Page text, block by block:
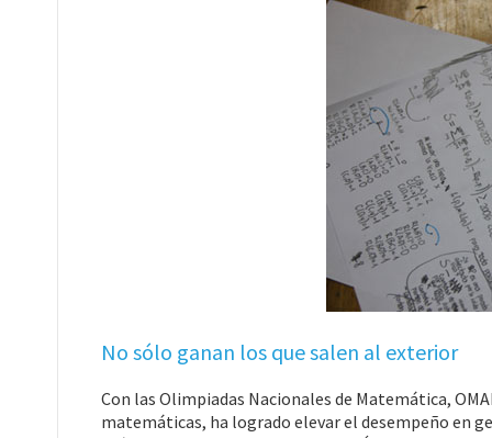
No sólo ganan los que salen al exterior
Con las Olimpiadas Nacionales de Matemática,
matemáticas, ha logrado elevar el desempeño en